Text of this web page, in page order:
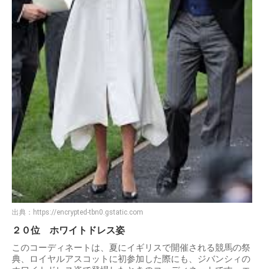
出典： https://encrypted-tbn0.gstatic.com
２０位 ホワイトドレス姿
このコーディネートは、夏にイギリスで開催される競馬の祭
典、ロイヤルアスコットに初参加した際にも、ジバンシィの